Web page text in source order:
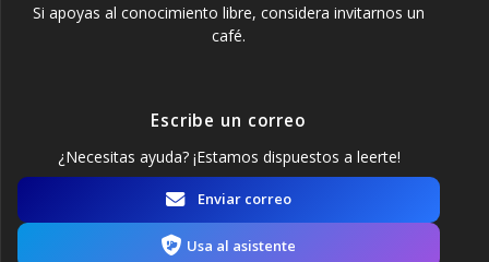
Si apoyas al conocimiento libre, considera invitarnos un
café.
Escribe un correo
¿Necesitas ayuda? ¡Estamos dispuestos a leerte!
Enviar correo
Usa al asistente